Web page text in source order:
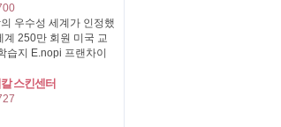
우수성 세계가 인정했
계 250만 회원 미국 교
습지 E.nopi 프랜차이
스킨센터